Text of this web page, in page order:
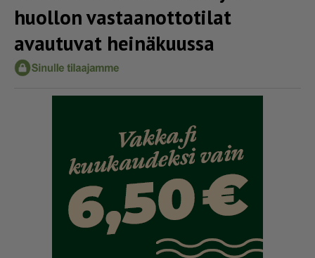
huollon vastaa­not­to­tilat
avautuvat heinäkuussa